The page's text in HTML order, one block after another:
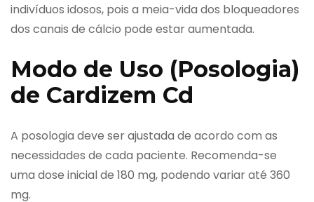
indivíduos idosos, pois a meia-vida dos bloqueadores
dos canais de cálcio pode estar aumentada.
Modo de Uso (Posologia)
de Cardizem Cd
A posologia deve ser ajustada de acordo com as
necessidades de cada paciente. Recomenda-se
uma dose inicial de 180 mg, podendo variar até 360
mg.